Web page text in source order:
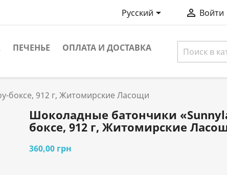
Русский  Войти
ПЕЧЕНЬЕ ОПЛАТА И ДОСТАВКА
боксе, 912 г, Житомирские Ласощи
Шоколадные батончики
боксе, 912 г, Житомирские
360,00 грн